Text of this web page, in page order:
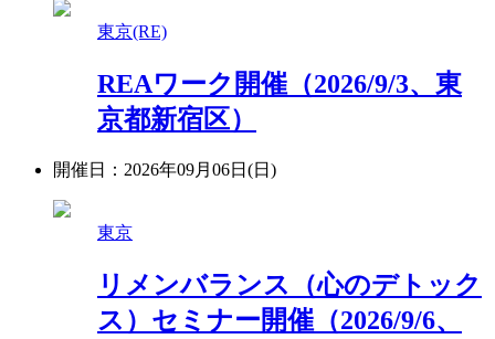
東京(RE)
REAワーク開催（2026/9/3、東
京都新宿区）
開催日：2026年09月06日(日)
東京
リメンバランス（心のデトック
ス）セミナー開催（2026/9/6、